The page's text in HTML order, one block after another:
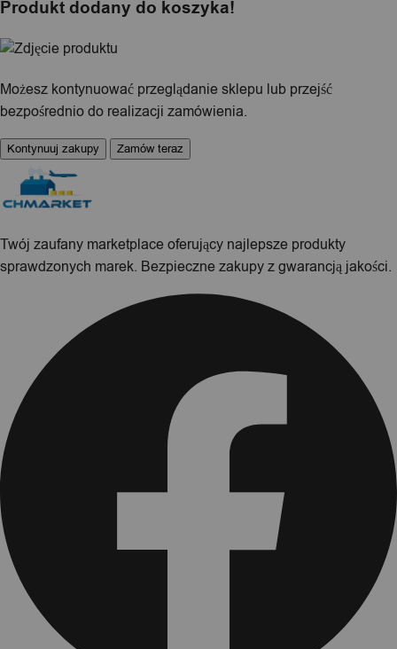
Produkt dodany do koszyka!
Możesz kontynuować przeglądanie sklepu lub przejść
bezpośrednio do realizacji zamówienia.
Kontynuuj zakupy Zamów teraz
Twój zaufany marketplace oferujący najlepsze produkty
sprawdzonych marek. Bezpieczne zakupy z gwarancją jakości.